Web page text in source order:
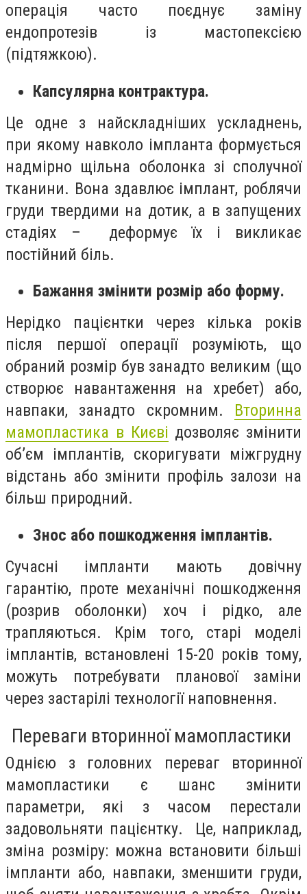
операція часто поєднує заміну
ендопротезів із мастопексією
(підтяжкою).
Капсулярна контрактура.
Це одне з найскладніших ускладнень,
при якому навколо імпланта формується
надмірно щільна оболонка зі сполучної
тканини. Вона здавлює імплант, роблячи
груди твердими на дотик, а в запущених
стадіях – деформує їх і викликає
постійний біль.
Бажання змінити розмір або форму.
Нерідко пацієнтки через кілька років
після першої операції розуміють, що
обраний розмір був занадто великим (що
створює навантаження на хребет) або,
навпаки, занадто скромним. Вторинна
мамопластика в Києві дозволяє змінити
об’єм імплантів, скоригувати міжгрудну
відстань або змінити профіль залози на
більш природний.
Знос або пошкодження імплантів.
Сучасні імпланти мають довічну
гарантію, проте механічні пошкодження
(розрив оболонки) хоч і рідко, але
трапляються. Крім того, старі моделі
імплантів, встановлені 15-20 років тому,
можуть потребувати планової заміни
через застарілі технології наповнення.
Переваги вторинної мамопластики
Однією з головних переваг вторинної
мамопластики є шанс змінити
параметри, які з часом перестали
задовольняти пацієнтку. Це, наприклад,
зміна розміру: можна встановити більші
імпланти або, навпаки, зменшити груди,